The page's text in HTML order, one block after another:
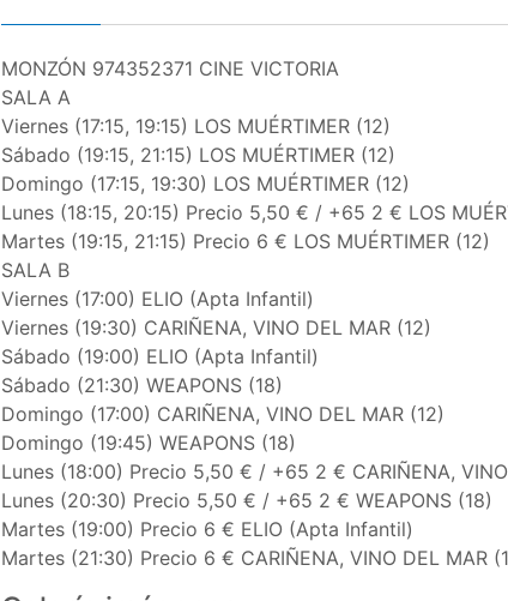
MONZÓN 974352371 CINE VICTORIA
SALA A
Viernes (17:15, 19:15) LOS MUÉRTIMER (12)
Sábado (19:15, 21:15) LOS MUÉRTIMER (12)
Domingo (17:15, 19:30) LOS MUÉRTIMER (12)
Lunes (18:15, 20:15) Precio 5,50 € / +65 2 € LOS
Martes (19:15, 21:15) Precio 6 € LOS MUÉRTIMER (12)
SALA B
Viernes (17:00) ELIO (Apta Infantil)
Viernes (19:30) CARIÑENA, VINO DEL MAR (12)
Sábado (19:00) ELIO (Apta Infantil)
Sábado (21:30) WEAPONS (18)
Domingo (17:00) CARIÑENA, VINO DEL MAR (12)
Domingo (19:45) WEAPONS (18)
Lunes (18:00) Precio 5,50 € / +65 2 € CARIÑENA,
Lunes (20:30) Precio 5,50 € / +65 2 € WEAPONS (18)
Martes (19:00) Precio 6 € ELIO (Apta Infantil)
Martes (21:30) Precio 6 € CARIÑENA, VINO DEL MAR